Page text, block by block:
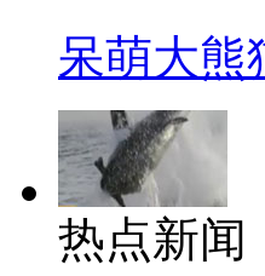
呆萌大熊
热点新闻